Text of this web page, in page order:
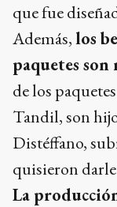
que fue
Además,los
paquetes
de los
Tandil, son
Distéffano,
quisieron
La